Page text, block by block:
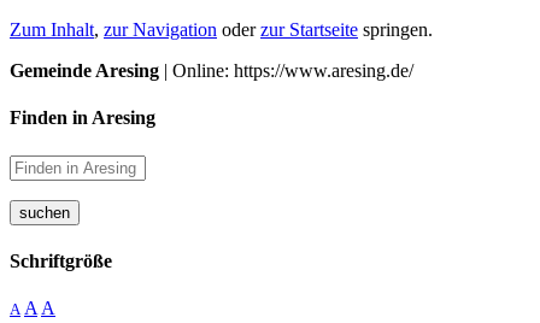
Zum Inhalt, zur Navigation oderzur Startseite springen.
Gemeinde Aresing | Online: https://www.aresing.de/
Finden in Aresing
suchen
Schriftgröße
A A A